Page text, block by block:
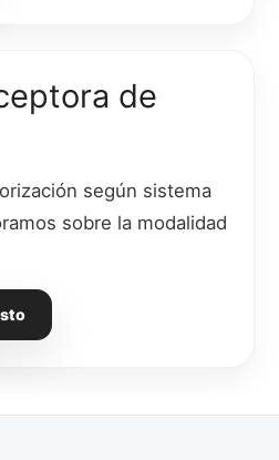
de
según sistema
sobre la modalidad